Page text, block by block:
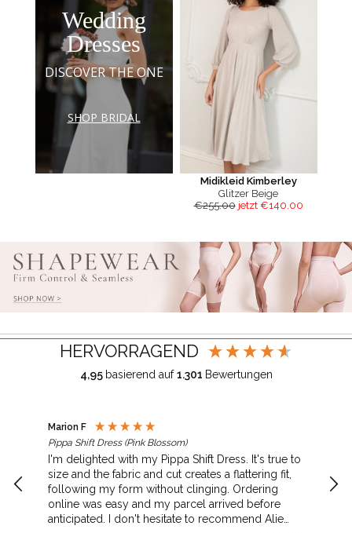
Wedding
Dresses
DISCOVER THE ONE
SHOP BRIDAL
Midikleid Kimberley
Glitzer Beige
€255.00 jetzt €140.00
HERVORRAGEND
4,95 basierend auf1.301 Bewertungen
Marion F
Pippa Shift Dress (Pink Blossom)
I'm delighted with my Pippa Shift Dress. It's true to
size and the fabric and cut creates a flattering fit,
following my form without clinging. Ordering
online was easy and my parcel arrived before
anticipated. I don't hesitate to recommend Alie